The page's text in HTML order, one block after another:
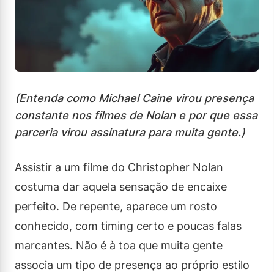
(Entenda como Michael Caine virou presença
constante nos filmes de Nolan e por que essa
parceria virou assinatura para muita gente.)
Assistir a um filme do Christopher Nolan
costuma dar aquela sensação de encaixe
perfeito. De repente, aparece um rosto
conhecido, com timing certo e poucas falas
marcantes. Não é à toa que muita gente
associa um tipo de presença ao próprio estilo